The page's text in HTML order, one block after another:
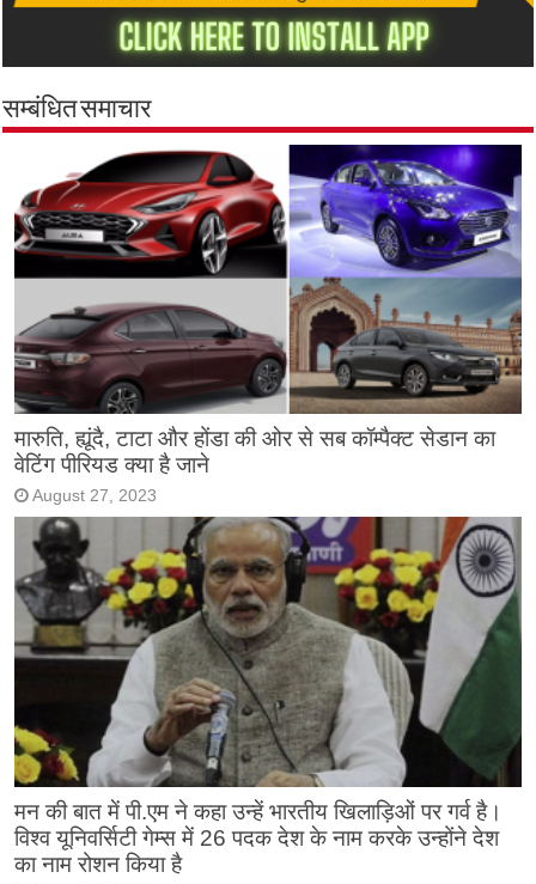
सम्बंधित समाचार
मारुति, ह्यूंदै, टाटा और होंडा की ओर से सब कॉम्पैक्ट सेडान का
वेटिंग पीरियड क्या है जाने
August 27, 2023
मन की बात में पी.एम ने कहा उन्हें भारतीय खिलाड़िओं पर गर्व है।
विश्व यूनिवर्सिटी गेम्स में 26 पदक देश के नाम करके उन्होंने देश
का नाम रोशन किया है